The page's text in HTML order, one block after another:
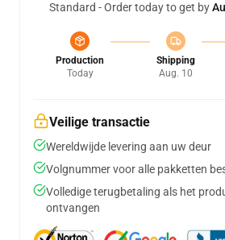
Standard - Order today to get by
Production
Today
Shipping
Aug. 10
Veilige transactie
Wereldwijde levering aan uw deur
Volgnummer voor alle pakketten
Volledige terugbetaling als het
ontvangen